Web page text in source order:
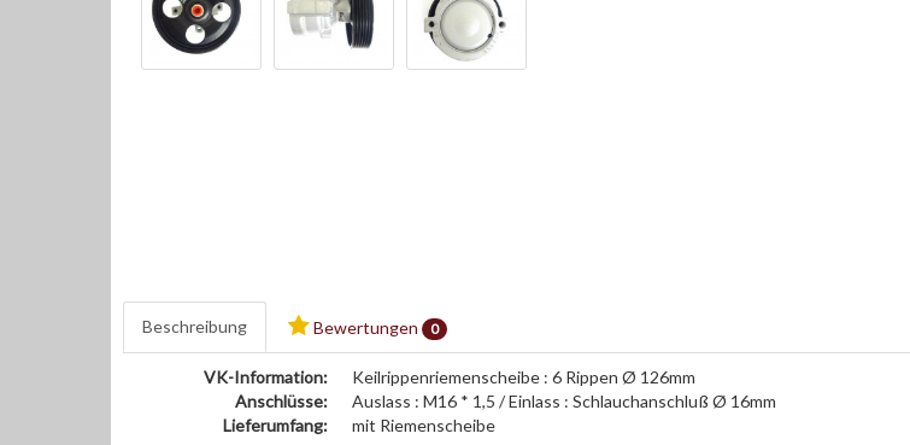
Beschreibung Bewertungen 0
VK-Information:
Keilrippenriemenscheibe : 6 Rippen Ø 126mm
Anschlüsse:
Auslass : M16 * 1,5 / Einlass : Schlauchanschluß Ø 16mm
Lieferumfang:
mit Riemenscheibe